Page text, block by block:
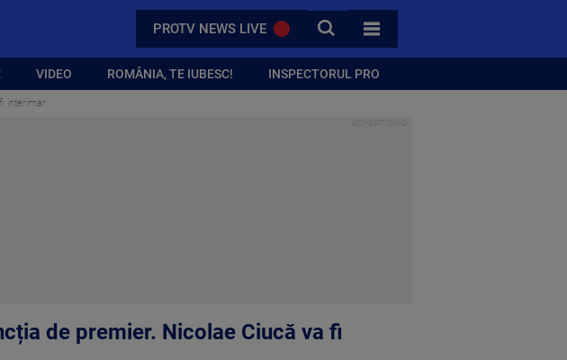
PROTV NEWS LIVE CAUTA
TOATE CATEGORIILE
VIDEO ROMÂNIA, TE IUBESC! INSPECTORUL PRO
interimar
de premier. Nicolae Ciucă va fi